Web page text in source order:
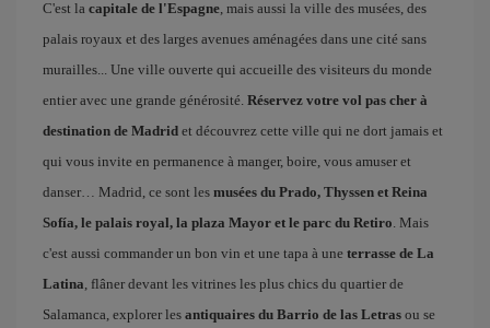
C'est la capitale de l'Espagne, mais aussi la ville des musées, des
palais royaux et des larges avenues aménagées dans une cité sans
murailles... Une ville ouverte qui accueille des visiteurs du monde
entier avec une grande générosité. Réservez votre vol pas cher à
destination de Madrid et découvrez cette ville qui ne dort jamais et
qui vous invite en permanence à manger, boire, vous amuser et
danser… Madrid, ce sont les musées du Prado, Thyssen et Reina
Sofía, le palais royal, la plaza Mayor et le parc du Retiro. Mais
c'est aussi commander un bon vin et une tapa à une terrasse de La
Latina, flâner devant les vitrines les plus chics du quartier de
Salamanca, explorer les antiquaires du Barrio de las Letras ou se